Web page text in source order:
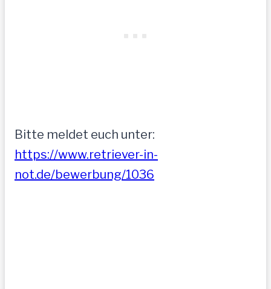
Bitte meldet euch unter:
https://www.retriever-in-
not.de/bewerbung/1036